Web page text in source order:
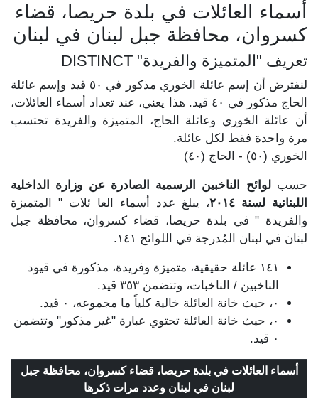
أسماء العائلات في بلدة حريصا، قضاء
كسروان، محافظة جبل لبنان في لبنان
تعريف "المتميزة والفريدة" DISTINCT
لنفترض أن إسم عائلة الخوري مذكور في ٥٠ قيد وإسم عائلة
الحاج مذكور في ٤٠ قيد. هذا يعني، عند تعداد أسماء العائلات،
أن عائلة الخوري وعائلة الحاج، المتميزة والفريدة تحتسب
مرة واحدة فقط لكل عائلة.
الخوري (٥٠) - الحاج (٤٠)
حسبلوائح الناخبين الرسمية الصادرة عن وزارة الداخلية
اللبنانية لسنة ٢٠١٤
، يبلغ عدد أسماء العا ئلات " المتميزة
والفريدة " في بلدة حريصا، قضاء كسروان، محافظة جبل
لبنان في لبنان المُدرجة في اللوائح ١٤١.
١٤١ عائلة حقيقية، متميزة وفريدة، مذكورة في قيود
الناخبين / الناخبات، وتتضمن ٣٥٣ قيد.
٠، حيث خانة العائلة خالية كلياً ما مجموعه، ٠ قيد.
٠، حيث خانة العائلة تحتوي عبارة "غير مذكور" وتتضمن
٠ قيد.
أسماء العائلات في بلدة حريصا، قضاء كسروان، محافظة جبل
لبنان في لبنان وعدد مرات ذكرها